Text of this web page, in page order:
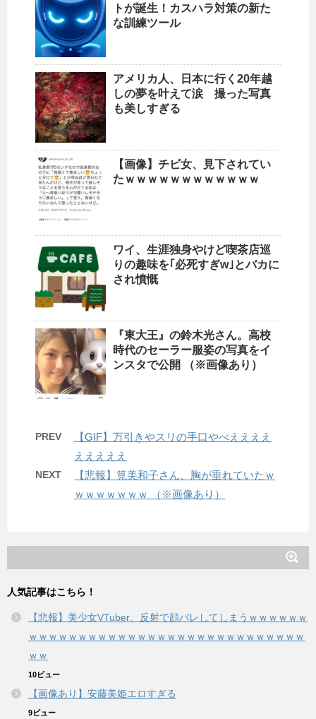
トが誕生！カスハラ対策の新た
な訓練ツール
アメリカ人、日本に行く20年越
しの夢を叶えて涙 撮った写真
も美しすぎる
【画像】チビ女、見下されてい
たｗｗｗｗｗｗｗｗｗｗｗｗ
ワイ、生涯独身やけど喫茶店巡
りの趣味を｢必死すぎw｣とバカに
され憤慨
『東大王』の鈴木光さん。高校
時代のセーラー服姿の写真をイ
ンスタで公開 （※画像あり）
PREV
【GIF】万引きやスリの手口やべええええ
えええええ
NEXT
【悲報】筧美和子さん、胸が垂れていたｗ
ｗｗｗｗｗｗｗ （※画像あり）
人気記事はこちら！
【悲報】美少女VTuber、反射で顔バレしてしまうｗｗｗｗｗｗ
ｗｗｗｗｗｗｗｗｗｗｗｗｗｗｗｗｗｗｗｗｗｗｗｗｗｗｗｗ
ｗｗ
10ビュー
【画像あり】安藤美姫エロすぎる
9ビュー